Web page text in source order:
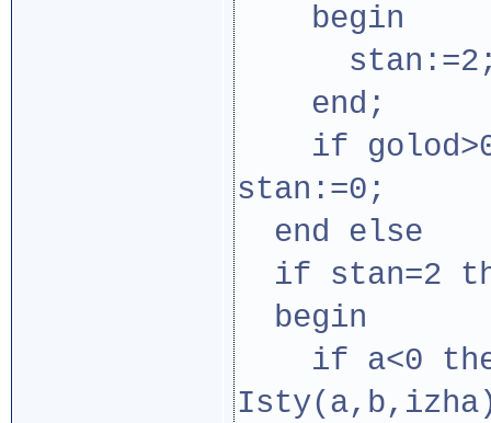
begin
end;
if golod>0
stan:=0;
end else
if stan=2
begin
if a<0